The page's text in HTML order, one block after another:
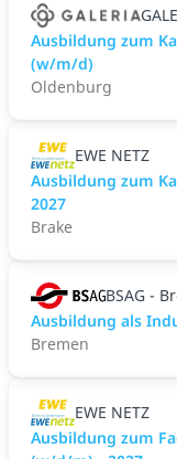
Ausbildung zum
(w/m/d)
Oldenburg
EWE NETZ
Ausbildung zum
2027
Brake
BSAG -
Ausbildung als
Bremen
EWE NETZ
Ausbildung zum